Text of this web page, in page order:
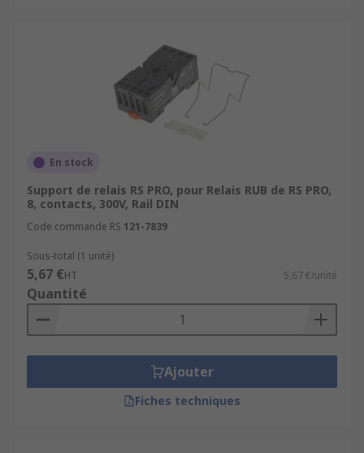
En stock
Support de relais RS PRO, pour Relais RUB de RS PRO,
8, contacts, 300V, Rail DIN
Code commande RS 121-7839
Sous-total (1 unité)
5,67 €HT 5,67 €/unité
Quantité
Ajouter
Fiches techniques